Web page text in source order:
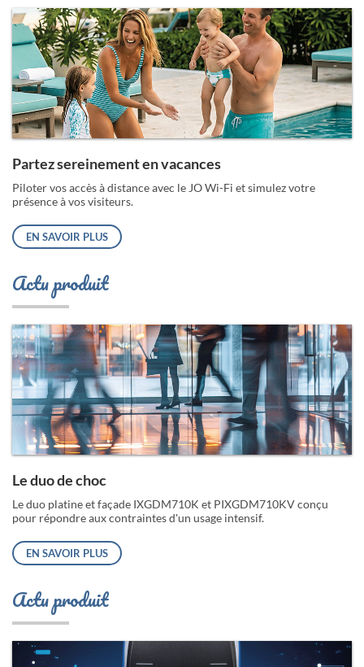
Partez sereinement en vacances
Piloter vos accès à distance avec le JO Wi-Fi et simulez votre
présence à vos visiteurs.
EN SAVOIR PLUS
Actu produit
Le duo de choc
Le duo platine et façade IXGDM710K et PIXGDM710KV conçu
pour répondre aux contraintes d'un usage intensif.
EN SAVOIR PLUS
Actu produit